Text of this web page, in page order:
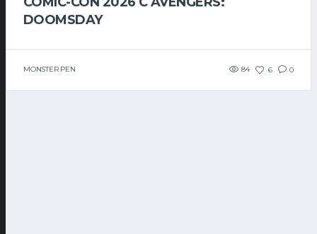
DOOMSDAY
MONSTER PEN 84 6 0